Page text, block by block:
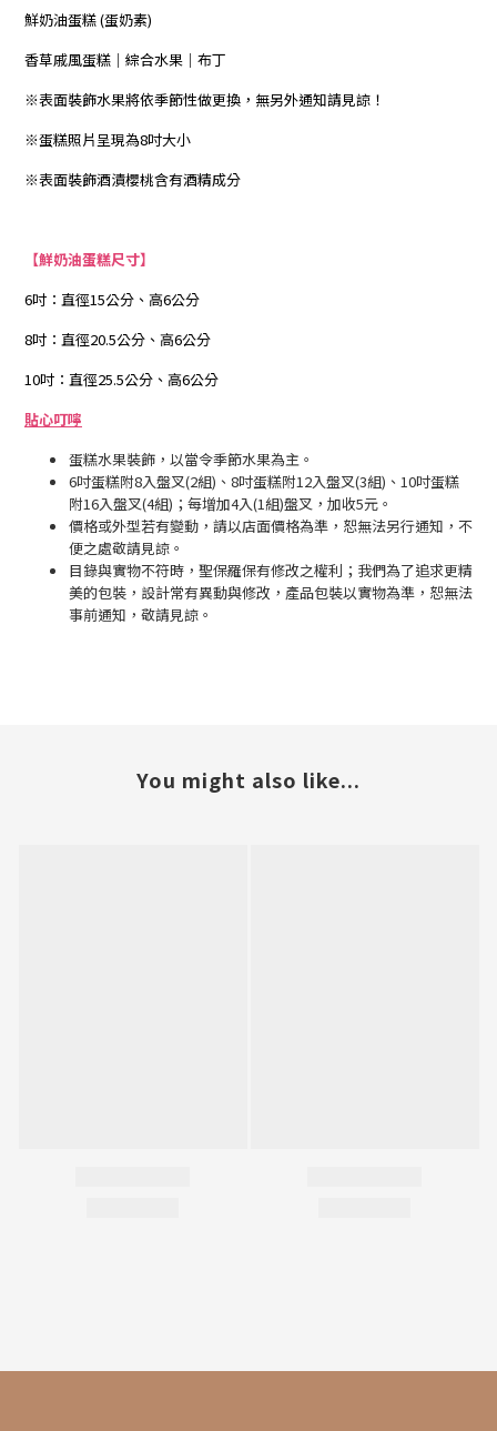
鮮奶油蛋糕 (蛋奶素)
香草戚風蛋糕｜綜合水果｜布丁
※表面裝飾水果將依季節性做更換，無另外通知請見諒！
※蛋糕照片呈現為8吋大小
※表面裝飾酒漬櫻桃含有酒精成分
【鮮奶油蛋糕尺寸】
6吋：直徑15公分、高6公分
8吋：直徑20.5公分、高6公分
10吋：直徑25.5公分、高6公分
貼心叮嚀
蛋糕水果裝飾，以當令季節水果為主。
6吋蛋糕附8入盤叉(2組)、8吋蛋糕附12入盤叉(3組)、10吋蛋糕
附16入盤叉(4組)；每增加4入(1組)盤叉，加收5元。
價格或外型若有變動，請以店面價格為準，恕無法另行通知，不
便之處敬請見諒。
目錄與實物不符時，聖保羅保有修改之權利；我們為了追求更精
美的包裝，設計常有異動與修改，產品包裝以實物為準，恕無法
事前通知，敬請見諒。
You might also like...